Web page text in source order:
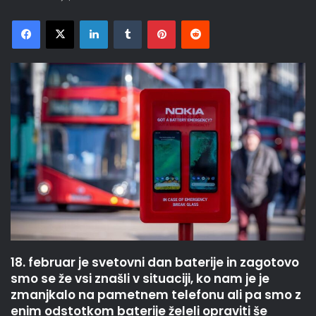
Facebook
X LinkedInTumblr PinterestReddit
18. februar je svetovni dan baterije in zagotovo
smo se že vsi znašli v situaciji, ko nam je je
zmanjkalo na pametnem telefonu ali pa smo z
enim odstotkom baterije želeli opraviti še